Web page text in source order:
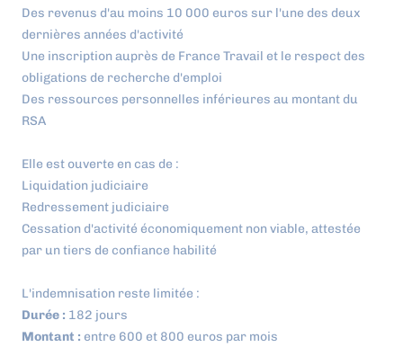
Des revenus d'au moins 10 000 euros sur l'une des deux
dernières années d'activité
Une inscription auprès de France Travail et le respect des
obligations de recherche d'emploi
Des ressources personnelles inférieures au montant du
RSA
Elle est ouverte en cas de :
Liquidation judiciaire
Redressement judiciaire
Cessation d'activité économiquement non viable, attestée
par un tiers de confiance habilité
L'indemnisation reste limitée :
Durée : 182 jours
Montant : entre 600 et 800 euros par mois